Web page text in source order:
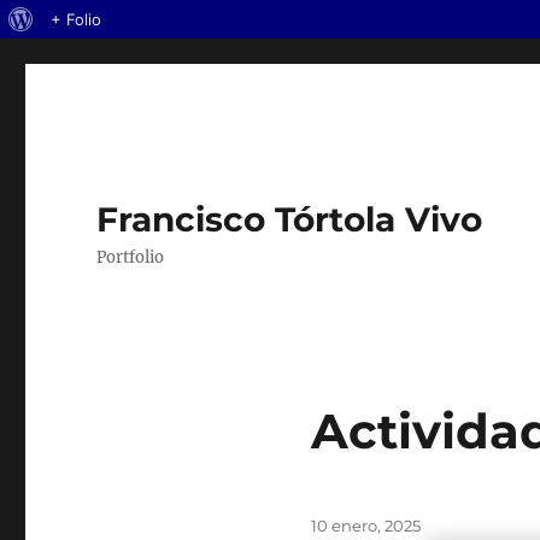
Acerca
+ Folio
Francisco Tórtola Vivo
Portfolio
Publicado
10 enero, 2025